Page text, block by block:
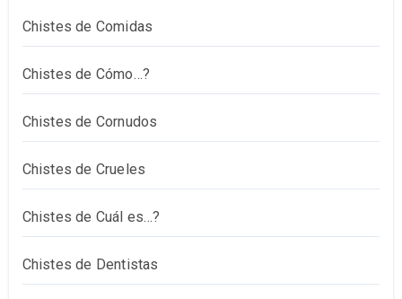
Chistes de Comidas
Chistes de Cómo…?
Chistes de Cornudos
Chistes de Crueles
Chistes de Cuál es…?
Chistes de Dentistas